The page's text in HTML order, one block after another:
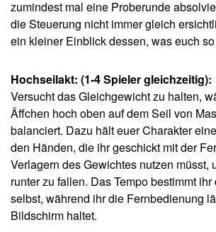
Steuert mit Hilfe beider
kleines Raumschiff, in dem euer Affe
sowohl Aliens als auch eure
dessen Schüssen ausweicht. Dabei habt
Düse mit der rechten Fernbedienung
die linke Düse entsprechend mit dem
linken Hand. Eine Bewegung zum
einer Vorwärtsbewegung… und der Zug
Rückwärtsgang. Wobei eine
einen Schwenk um die eigene Achse
die beiden Fernbedienungen weiter
führt ihr zudem einen Sprung aus und